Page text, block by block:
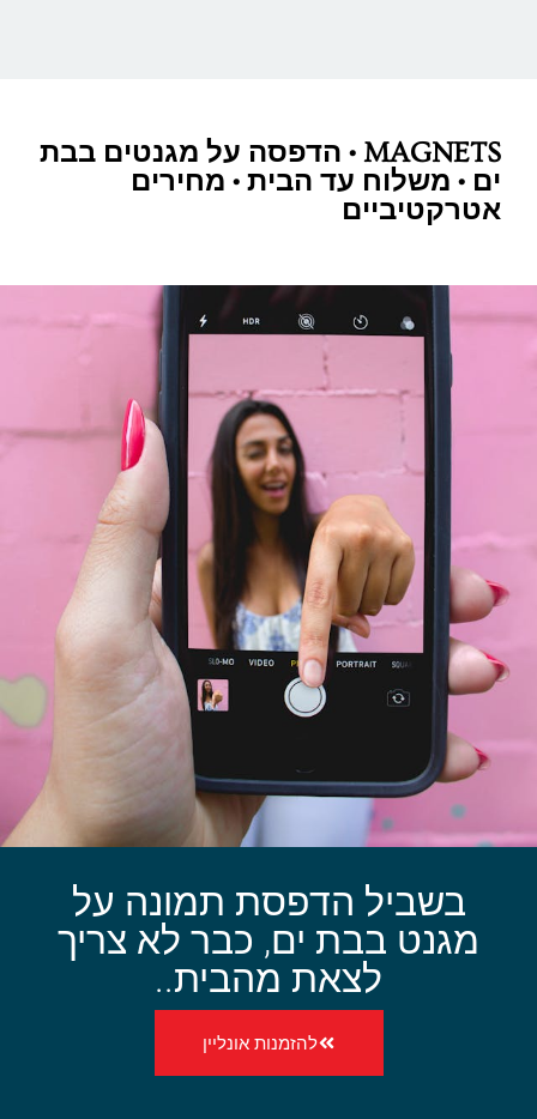
MAGNETS • הדפסה על מגנטים בבת
ים • משלוח עד הבית • מחירים
אטרקטיביים
בשביל הדפסת תמונה על
מגנט בבת ים, כבר לא צריך
לצאת מהבית..
להזמנות אונליין